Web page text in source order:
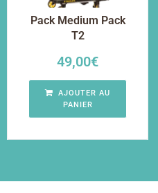
Pack Medium Pack
T2
49,00€
AJOUTER AU
PANIER